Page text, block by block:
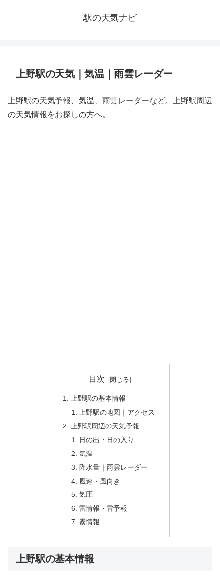
駅の天気ナビ
上野駅の天気｜気温｜雨雲レーダー
上野駅の天気予報、気温、雨雲レーダーなど。上野駅周辺
の天気情報をお探しの方へ。
目次
上野駅の基本情報
上野駅の地図｜アクセス
上野駅周辺の天気予報
日の出・日の入り
気温
降水量｜雨雲レーダー
風速・風向き
気圧
雷情報・雷予報
霧情報
上野駅の基本情報